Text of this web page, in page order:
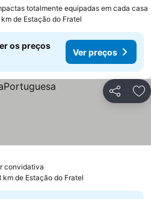
totalmente equipadas em cada casa
km de Estação do Fratel
os preços
Ver preços
Partilhar
convidativa
km de Estação do Fratel